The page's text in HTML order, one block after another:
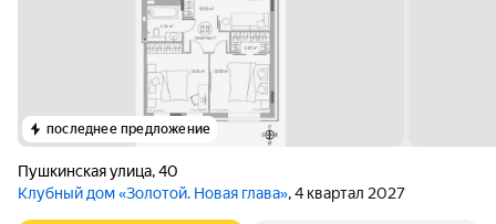
последнее предложение
Пушкинская улица,40
Клубный дом «Золотой. Новая глава», 4 квартал 2027